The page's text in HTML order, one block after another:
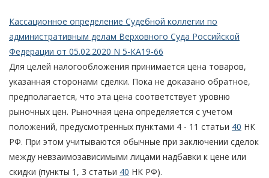
Кассационное определение Судебной коллегии по
административным делам Верховного Суда Российской
Федерации от 05.02.2020 N 5-КА19-66
Для целей налогообложения принимается цена товаров,
указанная сторонами сделки. Пока не доказано обратное,
предполагается, что эта цена соответствует уровню
рыночных цен. Рыночная цена определяется с учетом
положений, предусмотренных пунктами 4 - 11 статьи 40 НК
РФ. При этом учитываются обычные при заключении сделок
между невзаимозависимыми лицами надбавки к цене или
скидки (пункты 1, 3 статьи 40 НК РФ).